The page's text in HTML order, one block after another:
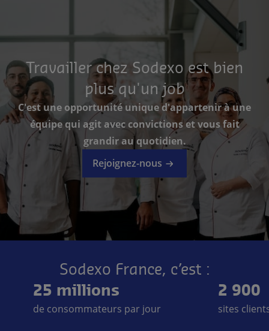
Travailler chez Sodexo est bien
plus qu'un job
C'est une opportunité unique d'appartenir à une
équipe qui agit avec convictions et vous fait
grandir au quotidien.
Rejoignez-nous
Sodexo France, c’est :
25 millions
de consommateurs par jour
2 900
sites